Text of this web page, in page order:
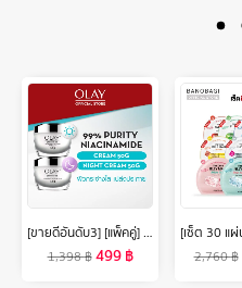
[ขายดีอันดับ3] [แพ็คคู่] โอเลย์ ลูมินัส ไลท์ เพอร์เฟคติ้ง เดย์ครีม 50 กรัม. + ไนท์ครีม 50 กรัม. ไนอะซินาไมด์ กระจ่างใส สกินแคร์ Olay Luminous Light Perfecting Day SPF 15 PA++ 50G + Night Cream 50G
1,398฿499฿
2,760฿